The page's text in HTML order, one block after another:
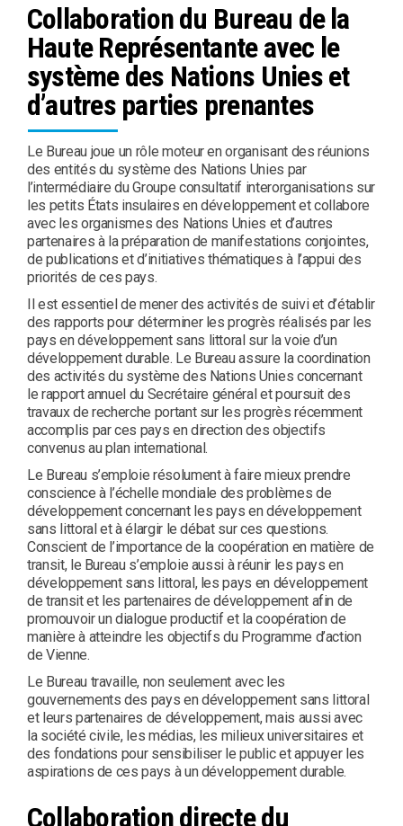
Collaboration du Bureau de la
Haute Représentante avec le
système des Nations Unies et
d’autres parties prenantes
Le Bureau joue un rôle moteur en organisant des réunions
des entités du système des Nations Unies par
l’intermédiaire du Groupe consultatif interorganisations sur
les petits États insulaires en développement et collabore
avec les organismes des Nations Unies et d’autres
partenaires à la préparation de manifestations conjointes,
de publications et d’initiatives thématiques à l’appui des
priorités de ces pays.
Il est essentiel de mener des activités de suivi et d’établir
des rapports pour déterminer les progrès réalisés par les
pays en développement sans littoral sur la voie d’un
développement durable. Le Bureau assure la coordination
des activités du système des Nations Unies concernant
le rapport annuel du Secrétaire général et poursuit des
travaux de recherche portant sur les progrès récemment
accomplis par ces pays en direction des objectifs
convenus au plan international.
Le Bureau s’emploie résolument à faire mieux prendre
conscience à l’échelle mondiale des problèmes de
développement concernant les pays en développement
sans littoral et à élargir le débat sur ces questions.
Conscient de l’importance de la coopération en matière de
transit, le Bureau s’emploie aussi à réunir les pays en
développement sans littoral, les pays en développement
de transit et les partenaires de développement afin de
promouvoir un dialogue productif et la coopération de
manière à atteindre les objectifs du Programme d’action
de Vienne.
Le Bureau travaille, non seulement avec les
gouvernements des pays en développement sans littoral
et leurs partenaires de développement, mais aussi avec
la société civile, les médias, les milieux universitaires et
des fondations pour sensibiliser le public et appuyer les
aspirations de ces pays à un développement durable.
Collaboration directe du